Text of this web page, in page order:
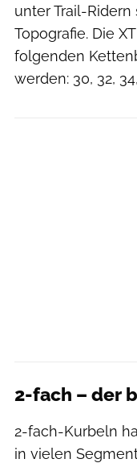
unter Trail-Ridern
Topografie. Die
folgenden
werden: 30, 32,
2-fach – der
2-fach-Kurbeln
in vielen